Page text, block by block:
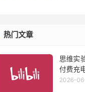
热门文章
思维实
付费充
2026-